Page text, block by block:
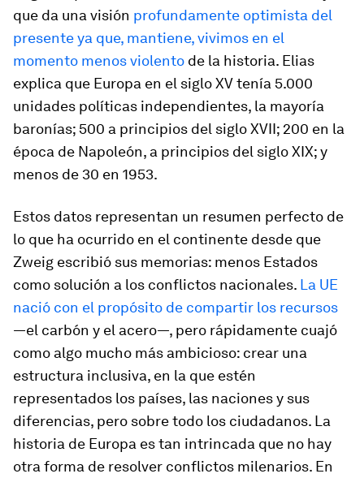
que da una visión profundamente optimista del
presente ya que, mantiene, vivimos en el
momento menos violento de la historia. Elias
explica que Europa en el siglo XV tenía 5.000
unidades políticas independientes, la mayoría
baronías; 500 a principios del siglo XVII; 200 en la
época de Napoleón, a principios del siglo XIX; y
menos de 30 en 1953.
Estos datos representan un resumen perfecto de
lo que ha ocurrido en el continente desde que
Zweig escribió sus memorias: menos Estados
como solución a los conflictos nacionales. La UE
nació con el propósito de compartir los recursos
—el carbón y el acero—, pero rápidamente cuajó
como algo mucho más ambicioso: crear una
estructura inclusiva, en la que estén
representados los países, las naciones y sus
diferencias, pero sobre todo los ciudadanos. La
historia de Europa es tan intrincada que no hay
otra forma de resolver conflictos milenarios. En